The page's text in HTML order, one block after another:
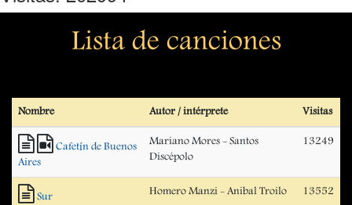
Lista de canciones
Nombre Autor / intérprete Visitas
Cafetín de Buenos
Aires
Mariano Mores - Santos
Discépolo
13249
Sur Homero Manzi - Anibal Troilo 13552